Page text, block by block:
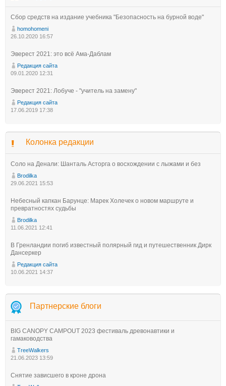
Сбор средств на издание учебника "Безопасность на бурной воде"
homohomeni
26.10.2020 16:57
Эверест 2021: это всё Ама-Даблам
Редакция сайта
09.01.2020 12:31
Эверест 2021: Лобуче - "учитель на замену"
Редакция сайта
17.06.2019 17:38
Колонка редакции
Соло на Денали: Шанталь Асторга о восхождении с лыжами и без
Brodilka
29.06.2021 15:53
Небесный капкан Барунце: Марек Холечек о новом маршруте и
превратностях судьбы
Brodilka
11.06.2021 12:41
В Гренландии погиб известный полярный гид и путешественник Дирк
Дансеркер
Редакция сайта
10.06.2021 14:37
Партнерские блоги
BIG CANOPY CAMPOUT 2023 фестиваль древонавтики и
гамаководства
TreeWalkers
21.06.2023 13:59
Снятие зависшего в кроне дрона